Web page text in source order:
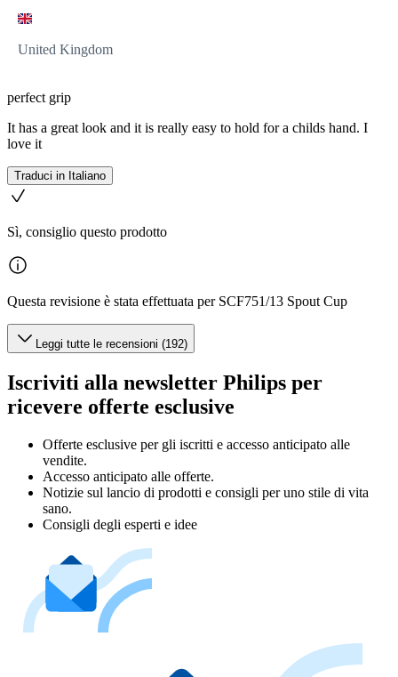
United Kingdom
perfect grip
It has a great look and it is really easy to hold for a childs hand. I
love it
Traduci in Italiano
Sì, consiglio questo prodotto
Questa revisione è stata effettuata per SCF751/13 Spout Cup
Leggi tutte le recensioni (192)
Iscriviti alla newsletter Philips per
ricevere offerte esclusive
Offerte esclusive per gli iscritti e accesso anticipato alle
vendite.
Accesso anticipato alle offerte.
Notizie sul lancio di prodotti e consigli per uno stile di vita
sano.
Consigli degli esperti e idee